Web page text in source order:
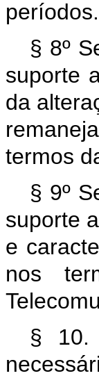
períodos.
§ 8º
suporte
da
termos
§ 9º
suporte
e
nos
§ 10.